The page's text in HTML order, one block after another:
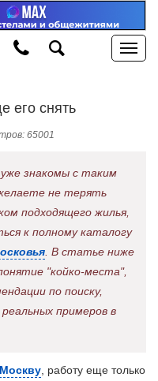
его снять
65001
знакомы с таким
не терять
подходящего жилья,
к полному каталогу
. В статье ниже
"койко-места",
по поиску,
примеров в
, работу еще только